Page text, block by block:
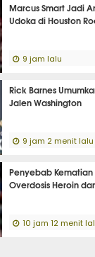
Marcus Smart Jadi
Udoka di Houston
9 jam lalu
Rick Barnes
Jalen Washington
9 jam 2 menit lalu
Penyebab
Overdosis Heroin
10 jam 12 menit